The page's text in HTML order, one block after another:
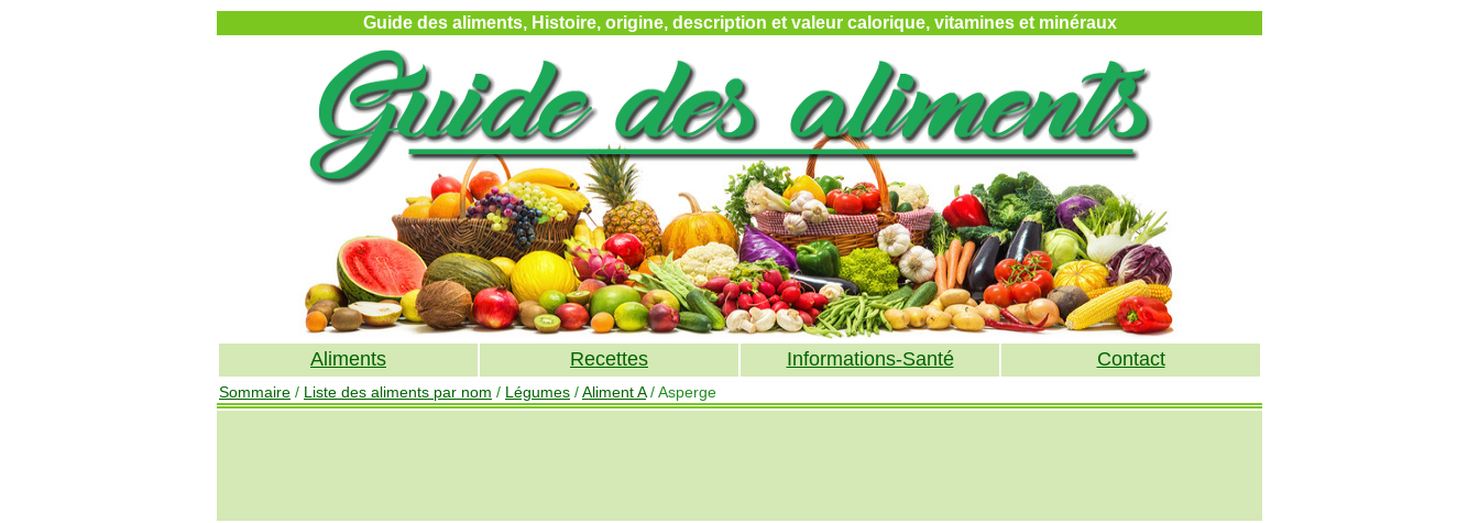
Guide des aliments, Histoire, origine, description et valeur calorique, vitamines et minéraux
Aliments Recettes Informations-Santé Contact
Sommaire / Liste des aliments par nom / Légumes /Aliment A/ Asperge